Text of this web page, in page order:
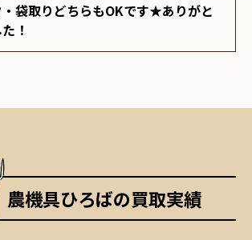
袋取りどちらもOKです★ありがと
！
農機具ひろばの買取実績